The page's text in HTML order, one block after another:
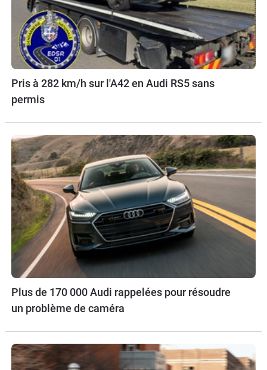
Pris à 282 km/h sur l'A42 en Audi RS5 sans
permis
Plus de 170 000 Audi rappelées pour résoudre
un problème de caméra